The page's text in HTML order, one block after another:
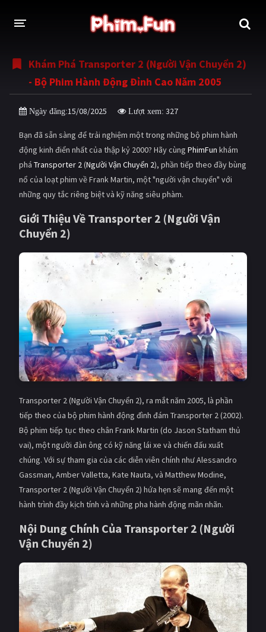
THỂ LOẠI
Thần thoại - Cổ trang Hành động
Tâm lý
Võ thuật - Kiếm hiệp Nhạc kịch
Kinh dị Tội phạm - Hình sự
Phiêu lưu Hài hước
Viễn tưởng Khoa học - Tài liệu
Hoạt hình
Tình cảm - Lãng mạn Kỳ ảo
Gia đình
Bí ẩn
Viễn Tây Tiểu sử
GameShow DramaTV
Âu - Mỹ Trung Quốc - Hồng Kông
Hàn Quốc Nhật Bản
Ấn Độ Việt Nam
Tổng hợp
PHIM MỚI
PHIM BỘ
PHIM LẺ
PHIM CHIẾU RẠP
Khám Phá Transporter 2 (Người Vận Chuyển 2)
- Bộ Phim Hành Động Đỉnh Cao Năm 2005
Ngày đăng:15/08/2025 Lượt xem: 327
Bạn đã sẵn sàng để trải nghiệm một trong những bộ phim hành
động kinh điển nhất của thập kỷ 2000? Hãy cùng PhimFun khám
phá Transporter 2(Người Vận Chuyển 2), phần tiếp theo đầy bùng
nổ của loạt phim về Frank Martin, một "người vận chuyển" với
những quy tắc riêng biệt và kỹ năng siêu phàm.
Giới Thiệu Về Transporter 2 (Người Vận
Chuyển 2)
Transporter 2 (Người Vận Chuyển 2), ra mắt năm 2005, là phần
tiếp theo của bộ phim hành động đình đám Transporter 2 (2002).
Bộ phim tiếp tục theo chân Frank Martin (do Jason Statham thủ
vai), một người đàn ông có kỹ năng lái xe và chiến đấu xuất
chúng. Với sự tham gia của các diễn viên chính như Alessandro
Gassman, Amber Valletta, Kate Nauta, và Matthew Modine,
Transporter 2 (Người Vận Chuyển 2) hứa hẹn sẽ mang đến một
hành trình đầy kịch tính và những pha hành động mãn nhãn.
Nội Dung Chính Của Transporter 2 (Người
Vận Chuyển 2)